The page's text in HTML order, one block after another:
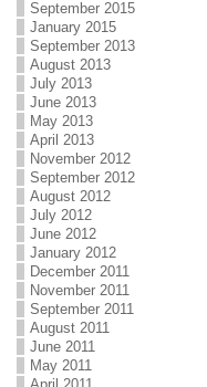
September 2015
January 2015
September 2013
August 2013
July 2013
June 2013
May 2013
April 2013
November 2012
September 2012
August 2012
July 2012
June 2012
January 2012
December 2011
November 2011
September 2011
August 2011
June 2011
May 2011